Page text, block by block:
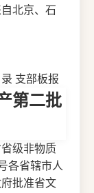
北京、石
支部板报
第二批
级非物质
各省辖市人
批准省文